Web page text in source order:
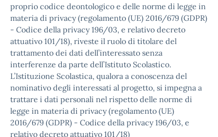
proprio codice deontologico e delle norme di legge in
materia di privacy (regolamento (UE) 2016/679 (GDPR)
- Codice della privacy 196/03, e relativo decreto
attuativo 101/18), riveste il ruolo di titolare del
trattamento dei dati dell’interessato senza
interferenze da parte dell’Istituto Scolastico.
L’Istituzione Scolastica, qualora a conoscenza del
nominativo degli interessati al progetto, si impegna a
trattare i dati personali nel rispetto delle norme di
legge in materia di privacy (regolamento (UE)
2016/679 (GDPR) - Codice della privacy 196/03, e
relativo decreto attuativo 101/18)